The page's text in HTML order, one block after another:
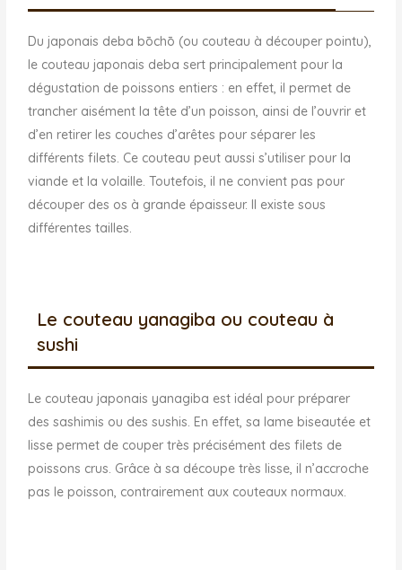
Du japonais deba bōchō (ou couteau à découper pointu),
le couteau japonais deba sert principalement pour la
dégustation de poissons entiers : en effet, il permet de
trancher aisément la tête d’un poisson, ainsi de l’ouvrir et
d’en retirer les couches d’arêtes pour séparer les
différents filets. Ce couteau peut aussi s’utiliser pour la
viande et la volaille. Toutefois, il ne convient pas pour
découper des os à grande épaisseur. Il existe sous
différentes tailles.
Le couteau yanagiba ou couteau à
sushi
Le couteau japonais yanagiba est idéal pour préparer
des sashimis ou des sushis. En effet, sa lame biseautée et
lisse permet de couper très précisément des filets de
poissons crus. Grâce à sa découpe très lisse, il n’accroche
pas le poisson, contrairement aux couteaux normaux.